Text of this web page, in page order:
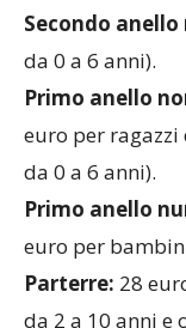
Questi i prezzi
le partite):
Secondo
da 0 a 6 anni).
Primo anello
euro per ragazzi
da 0 a 6 anni).
Primo anello
euro per bambini